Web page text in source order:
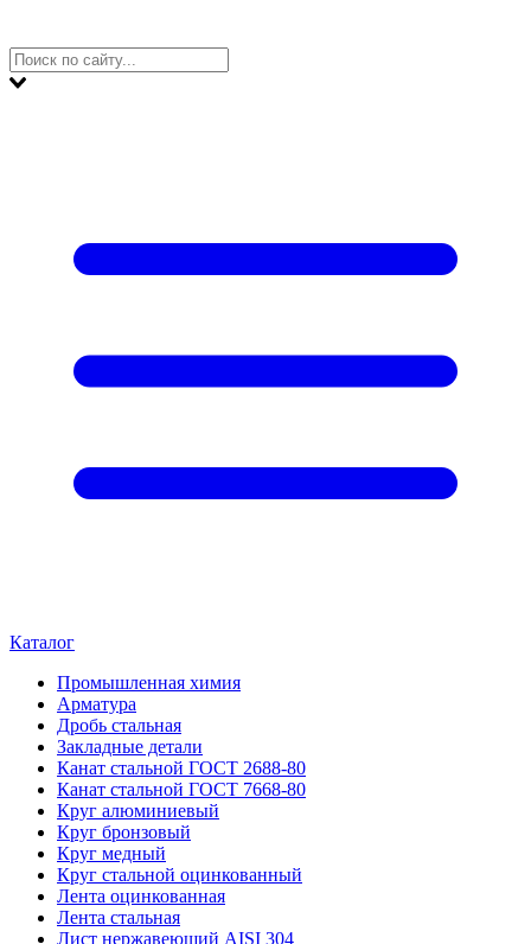
Каталог
Промышленная химия
Арматура
Дробь стальная
Закладные детали
Канат стальной ГОСТ 2688-80
Канат стальной ГОСТ 7668-80
Круг алюминиевый
Круг бронзовый
Круг медный
Круг стальной оцинкованный
Лента оцинкованная
Лента стальная
Лист нержавеющий AISI 304